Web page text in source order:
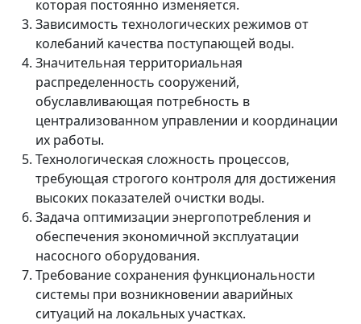
которая постоянно изменяется.
Зависимость технологических режимов от
колебаний качества поступающей воды.
Значительная территориальная
распределенность сооружений,
обуславливающая потребность в
централизованном управлении и координации
их работы.
Технологическая сложность процессов,
требующая строгого контроля для достижения
высоких показателей очистки воды.
Задача оптимизации энергопотребления и
обеспечения экономичной эксплуатации
насосного оборудования.
Требование сохранения функциональности
системы при возникновении аварийных
ситуаций на локальных участках.